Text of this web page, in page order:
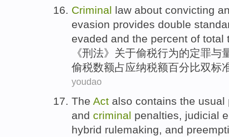
Criminal law about convicting
evasion provides double
evaded and the percent of total
《刑法》 关于偷税行为的定罪与
偷税数额占应纳税额百分比双标
youdao
The Act also contains the usual
and criminal penalties, judicial
hybrid rulemaking, and